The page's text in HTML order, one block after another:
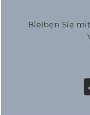
Bleiben Sie